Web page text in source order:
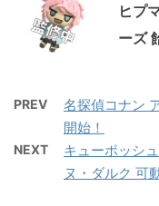
ヒプ
ーズ
PREV
名探偵コナン
開始！
NEXT
キューポッシ
ヌ・ダルク 可